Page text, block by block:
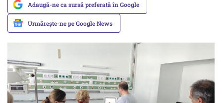
Adaugă-ne ca sursă preferată în Google
Urmărește-ne pe Google News